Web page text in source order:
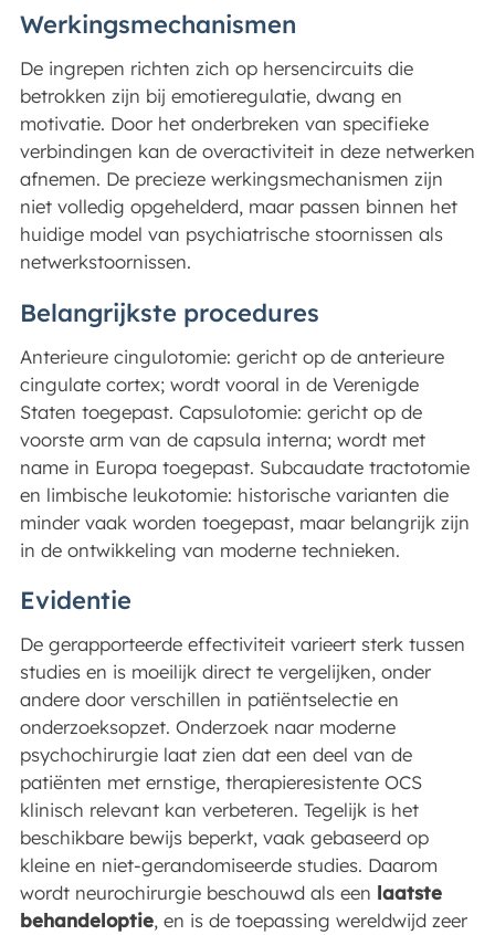
Werkingsmechanismen
De ingrepen richten zich op hersencircuits die
betrokken zijn bij emotieregulatie, dwang en
motivatie. Door het onderbreken van specifieke
verbindingen kan de overactiviteit in deze netwerken
afnemen. De precieze werkingsmechanismen zijn
niet volledig opgehelderd, maar passen binnen het
huidige model van psychiatrische stoornissen als
netwerkstoornissen.
Belangrijkste procedures
Anterieure cingulotomie: gericht op de anterieure
cingulate cortex; wordt vooral in de Verenigde
Staten toegepast. Capsulotomie: gericht op de
voorste arm van de capsula interna; wordt met
name in Europa toegepast. Subcaudate tractotomie
en limbische leukotomie: historische varianten die
minder vaak worden toegepast, maar belangrijk zijn
in de ontwikkeling van moderne technieken.
Evidentie
De gerapporteerde effectiviteit varieert sterk tussen
studies en is moeilijk direct te vergelijken, onder
andere door verschillen in patiëntselectie en
onderzoeksopzet. Onderzoek naar moderne
psychochirurgie laat zien dat een deel van de
patiënten met ernstige, therapieresistente OCS
klinisch relevant kan verbeteren. Tegelijk is het
beschikbare bewijs beperkt, vaak gebaseerd op
kleine en niet-gerandomiseerde studies. Daarom
wordt neurochirurgie beschouwd als een laatste
behandeloptie, en is de toepassing wereldwijd zeer